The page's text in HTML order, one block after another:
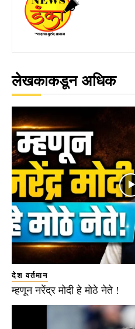
लेखकाकडून अधिक
देश वर्तमान
म्हणून नरेंद्र मोदी हे मोठे नेते !